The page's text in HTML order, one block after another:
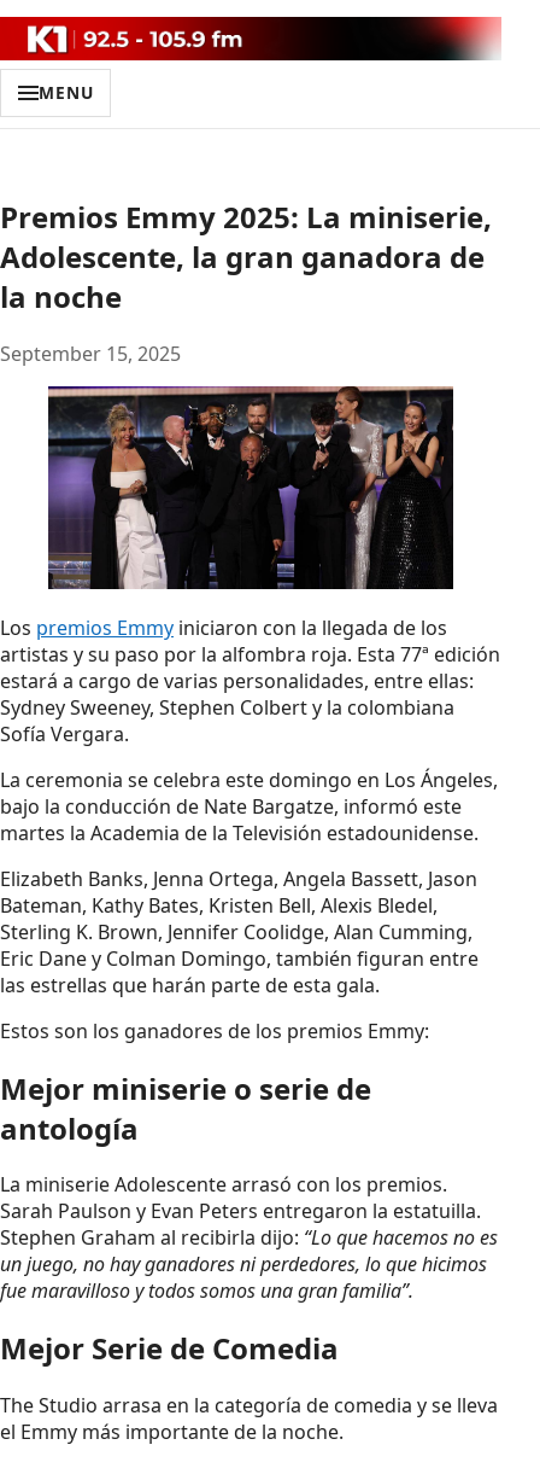
MENU
Premios Emmy 2025: La miniserie,
Adolescente, la gran ganadora de
la noche
September 15, 2025
Los premios Emmy iniciaron con la llegada de los
artistas y su paso por la alfombra roja. Esta 77ª edición
estará a cargo de varias personalidades, entre ellas:
Sydney Sweeney, Stephen Colbert y la colombiana
Sofía Vergara.
La ceremonia se celebra este domingo en Los Ángeles,
bajo la conducción de Nate Bargatze, informó este
martes la Academia de la Televisión estadounidense.
Elizabeth Banks, Jenna Ortega, Angela Bassett, Jason
Bateman, Kathy Bates, Kristen Bell, Alexis Bledel,
Sterling K. Brown, Jennifer Coolidge, Alan Cumming,
Eric Dane y Colman Domingo, también figuran entre
las estrellas que harán parte de esta gala.
Estos son los ganadores de los premios Emmy:
Mejor miniserie o serie de
antología
La miniserie Adolescente arrasó con los premios.
Sarah Paulson y Evan Peters entregaron la estatuilla.
Stephen Graham al recibirla dijo: “Lo que hacemos no es
un juego, no hay ganadores ni perdedores, lo que hicimos
fue maravilloso y todos somos una gran familia”.
Mejor Serie de Comedia
The Studio arrasa en la categoría de comedia y se lleva
el Emmy más importante de la noche.